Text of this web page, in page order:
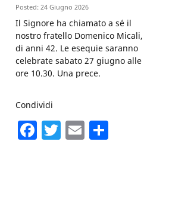
Posted: 24 Giugno 2026
Il Signore ha chiamato a sé il
nostro fratello Domenico Micali,
di anni 42. Le esequie saranno
celebrate sabato 27 giugno alle
ore 10.30. Una prece.
Condividi
F T E